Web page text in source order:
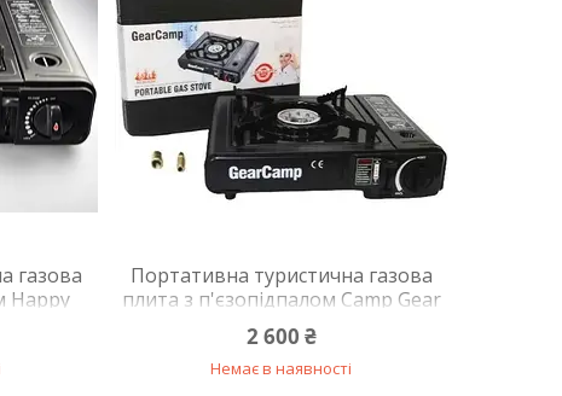
газова
Happy
дії з
Вт
Портативна туристична газова
плита з п'єзопідпалом Camp Gear
BDZ-155-A з пластиковим кейсом
+ штуцер на балон
2 600 ₴
Немає в наявності